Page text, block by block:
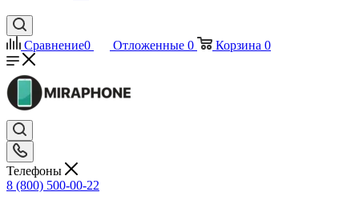
Сравнение0 Отложенные 0 Корзина 0
Телефоны
8 (800) 500-00-22